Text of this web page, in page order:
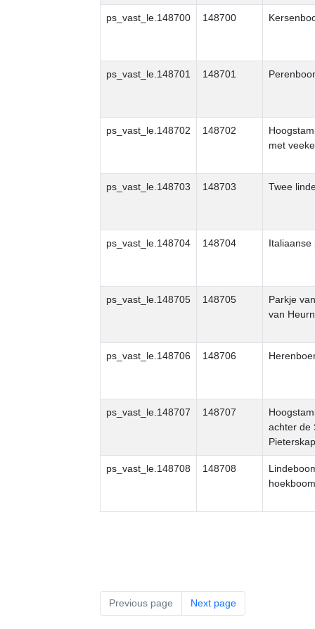
ps_vast_le.148700 148700
ps_vast_le.148701 148701
ps_vast_le.148702 148702
met
ps_vast_le.148703 148703 Twee
ps_vast_le.148704 148704 Italiaanse
ps_vast_le.148705 148705
Parkje
van
ps_vast_le.148706 148706
ps_vast_le.148707 148707
achter de
ps_vast_le.148708 148708
hoekboom
Previous page Next page